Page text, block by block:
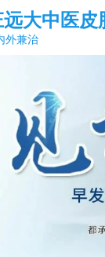
大中医皮
外兼治